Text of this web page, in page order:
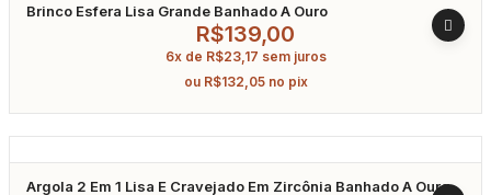
Brinco Esfera Lisa Grande Banhado A Ouro
R$139,00
6x de R$23,17 sem juros
ou R$132,05 no pix
Argola 2 Em 1 Lisa E Cravejado Em Zircônia Banhado A Ouro